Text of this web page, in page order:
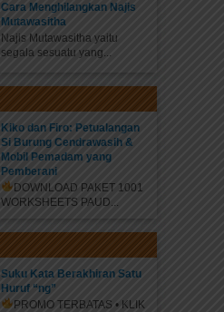
Cara Menghilangkan Najis
Mutawasitha
Najis Mutawasitha yaitu
segala sesuatu yang...
Kiko dan Firo: Petualangan
Si Burung Cendrawasih &
Mobil Pemadam yang
Pemberani
DOWNLOAD PAKET 1001
WORKSHEETS PAUD...
Suku Kata Berakhiran Satu
Huruf “ng”
PROMO TERBATAS • KLIK